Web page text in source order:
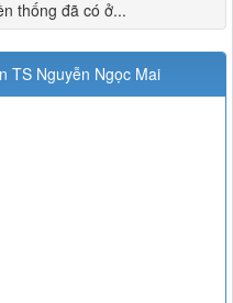
thống đã có ở...
TS Nguyễn Ngọc Mai